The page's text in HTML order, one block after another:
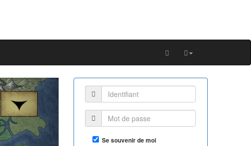
Next
Se souvenir de moi